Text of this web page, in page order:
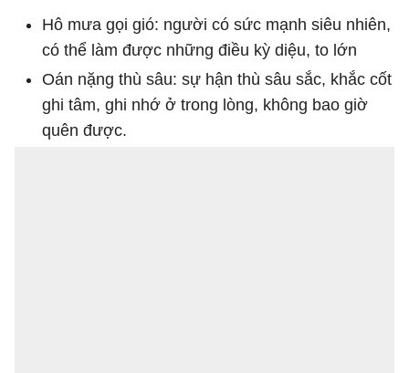
Hô mưa gọi gió: người có sức mạnh siêu nhiên,
có thể làm được những điều kỳ diệu, to lớn
Oán nặng thù sâu: sự hận thù sâu sắc, khắc cốt
ghi tâm, ghi nhớ ở trong lòng, không bao giờ
quên được.